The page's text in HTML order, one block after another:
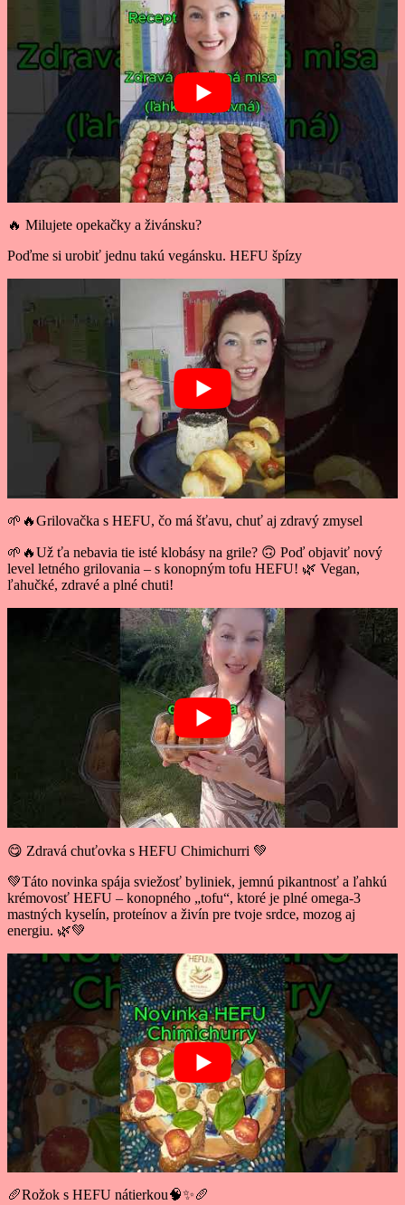
🔥 Milujete opekačky a živánsku?
Poďme si urobiť jednu takú vegánsku. HEFU špízy
🌱🔥Grilovačka s HEFU, čo má šťavu, chuť aj zdravý zmysel
🌱🔥Už ťa nebavia tie isté klobásy na grile? 🙃 Poď objaviť nový
level letného grilovania – s konopným tofu HEFU! 🌿 Vegan,
ľahučké, zdravé a plné chuti!
😋 Zdravá chuťovka s HEFU Chimichurri 💚
💚Táto novinka spája sviežosť byliniek, jemnú pikantnosť a ľahkú
krémovosť HEFU – konopného „tofu“, ktoré je plné omega-3
mastných kyselín, proteínov a živín pre tvoje srdce, mozog aj
energiu. 🌿💚
🥖Rožok s HEFU nátierkou🧠✨🥖